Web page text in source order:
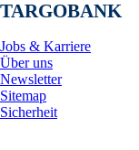
TARGOBANK
Jobs & Karriere
Über uns
Newsletter
Sitemap
Sicherheit